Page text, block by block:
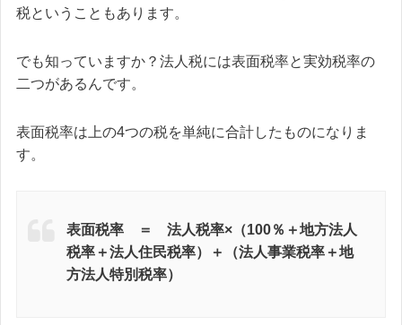
税ということもあります。
でも知っていますか？法人税には表面税率と実効税率の
二つがあるんです。
表面税率は上の4つの税を単純に合計したものになりま
す。
表面税率 ＝ 法人税率×（100％＋地方法人
税率＋法人住民税率）＋（法人事業税率＋地
方法人特別税率）